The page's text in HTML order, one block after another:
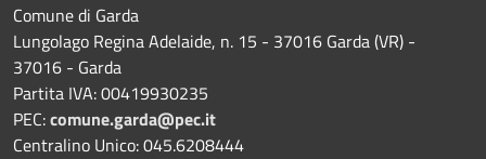
Comune di Garda
Lungolago Regina Adelaide, n. 15 - 37016 Garda (VR) -
37016 - Garda
Partita IVA: 00419930235
PEC:comune.garda@pec.it
Centralino Unico: 045.6208444